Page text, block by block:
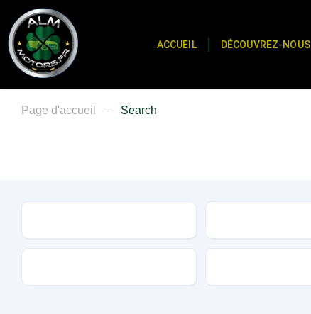
ACCUEIL DÉCOUVREZ-NOUS
Page d'accueil Search